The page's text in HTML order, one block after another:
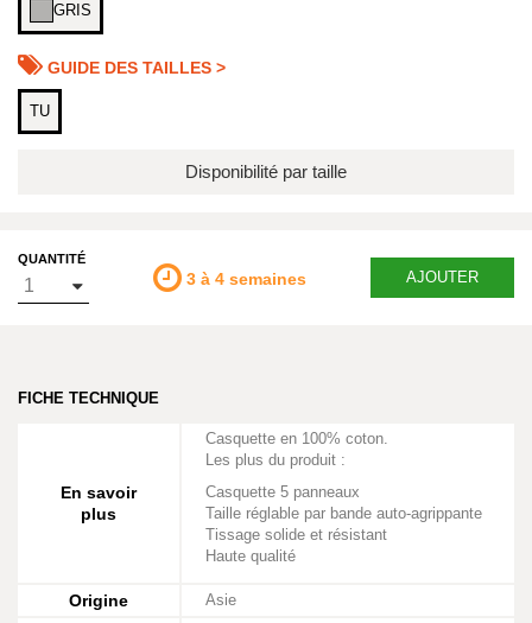
GRIS
GUIDE DES TAILLES >
TU
Disponibilité par taille
QUANTITÉ
3 à 4 semaines AJOUTER
FICHE TECHNIQUE
En savoir
plus
Casquette en 100% coton.
Les plus du produit :
Casquette 5 panneaux
Taille réglable par bande auto-agrippante
Tissage solide et résistant
Haute qualité
Origine Asie